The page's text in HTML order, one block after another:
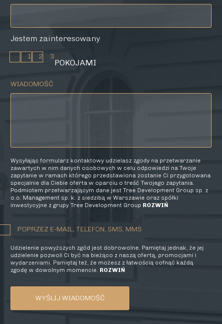
Jestem zainteresowany
1 2 3
POKOJAMI
WIADOMOŚĆ
Wysyłając formularz kontaktowy udzielasz zgody na przetwarzanie
zawartych w nim danych osobowych w celu odpowiedzi na Twoje
zapytanie w ramach którego przedstawiona zostanie Ci przygotowana
specjalnie dla Ciebie oferta w oparciu o treść Twojego zapytania.
Podmiotem przetwarzającym dane jest Tree Development Group sp. z
o.o. Management sp. k. z siedzibą w Warszawie oraz spółki
inwestycyjne z grupy Tree Development Group ROZWIŃ
POPRZEZ E-MAIL, TELEFON, SMS, MMS
Udzielenie powyższych zgód jest dobrowolne. Pamiętaj jednak, że jej
udzielenie pozwoli Ci być na bieżąco z naszą ofertą, promocjami i
wydarzeniami. Pamiętaj też, że możesz z łatwością cofnąć każdą
zgodę w dowolnym momencie. ROZWIŃ